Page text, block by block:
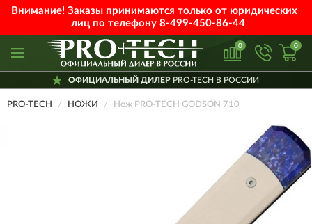
Внимание! Заказы принимаются только от юридических
лиц по телефону 8-499-450-86-44
0 0
ОФИЦИАЛЬНЫЙ ДИЛЕРPRO-TECH В РОССИИ
PRO-TECH НОЖИ Нож PRO-TECH GODSON 710